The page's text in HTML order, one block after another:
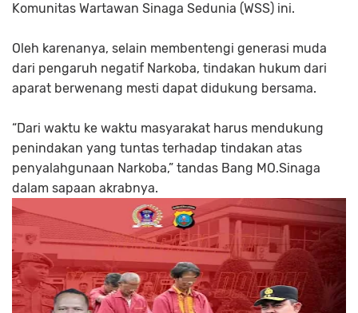
Komunitas Wartawan Sinaga Sedunia (WSS) ini.
Oleh karenanya, selain membentengi generasi muda
dari pengaruh negatif Narkoba, tindakan hukum dari
aparat berwenang mesti dapat didukung bersama.
“Dari waktu ke waktu masyarakat harus mendukung
penindakan yang tuntas terhadap tindakan atas
penyalahgunaan Narkoba,” tandas Bang MO.Sinaga
dalam sapaan akrabnya.